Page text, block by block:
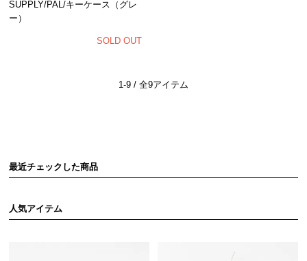
SUPPLY/PAL/キーケース（グレ
ー）
SOLD OUT
1-9 / 全9アイテム
最近チェックした商品
人気アイテム